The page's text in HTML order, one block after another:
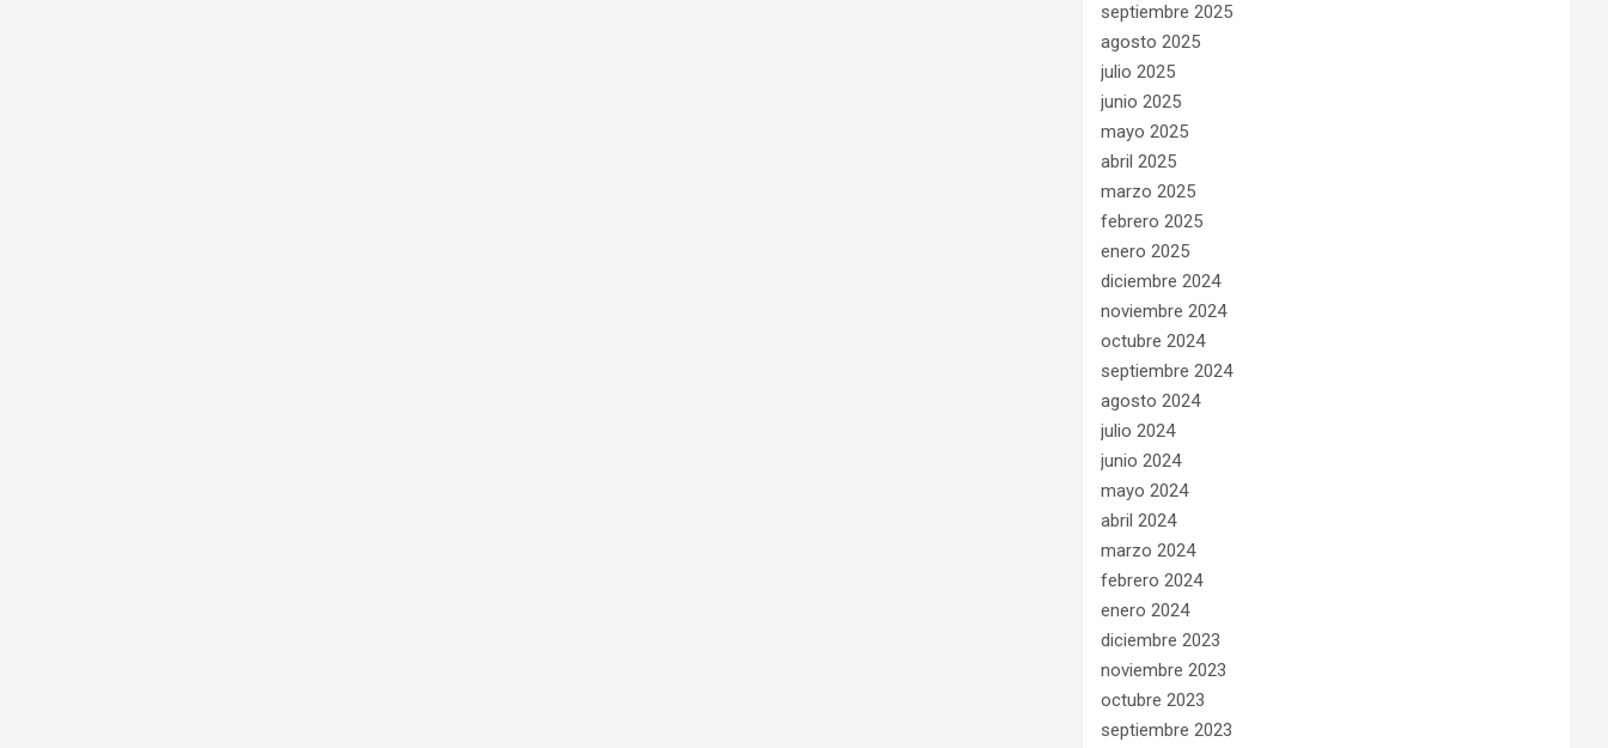
septiembre 2025
agosto 2025
julio 2025
junio 2025
mayo 2025
abril 2025
marzo 2025
febrero 2025
enero 2025
diciembre 2024
noviembre 2024
octubre 2024
septiembre 2024
agosto 2024
julio 2024
junio 2024
mayo 2024
abril 2024
marzo 2024
febrero 2024
enero 2024
diciembre 2023
noviembre 2023
octubre 2023
septiembre 2023